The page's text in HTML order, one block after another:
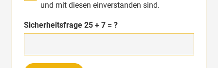
und mit diesen einverstanden sind.
Sicherheitsfrage 25 + 7 = ?